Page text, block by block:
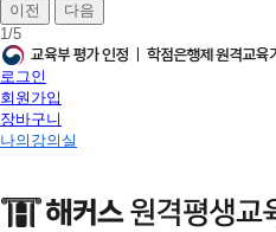
이전
다음
1/5
로그인
회원가입
장바구니
나의강의실